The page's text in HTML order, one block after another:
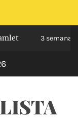
3 semanas